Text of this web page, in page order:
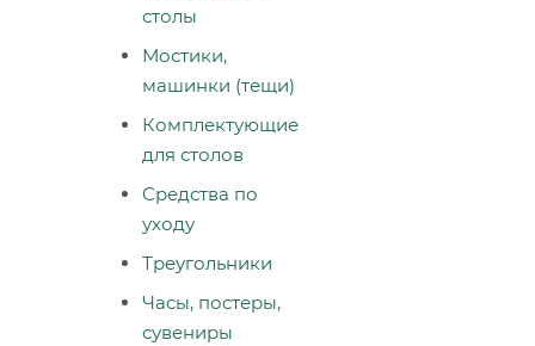
столы
Мостики,
машинки (тещи)
Комплектующие
для столов
Средства по
уходу
Треугольники
Часы, постеры,
сувениры